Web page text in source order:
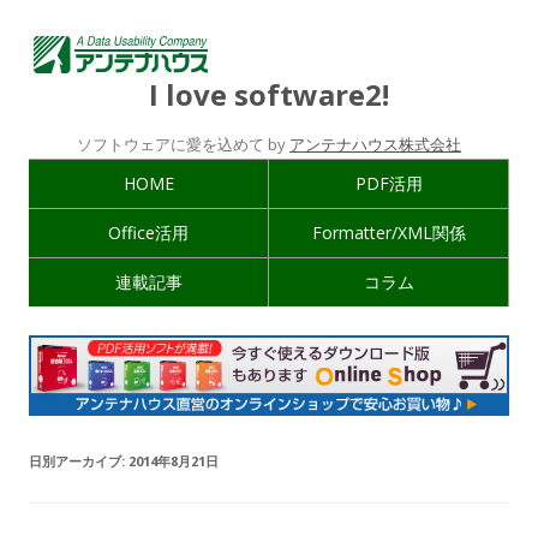
I love software2!
ソフトウェアに愛を込めて by アンテナハウス株式会社
HOME PDF活用
Office活用 Formatter/XML関係
連載記事 コラム
日別アーカイブ: 2014年8月21日